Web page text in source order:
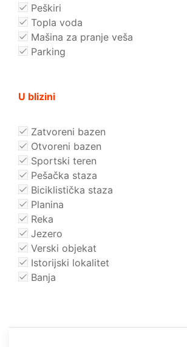
Peškiri
Topla voda
Mašina za pranje veša
Parking
U blizini
Zatvoreni bazen
Otvoreni bazen
Sportski teren
Pešačka staza
Biciklistička staza
Planina
Reka
Jezero
Verski objekat
Istorijski lokalitet
Banja